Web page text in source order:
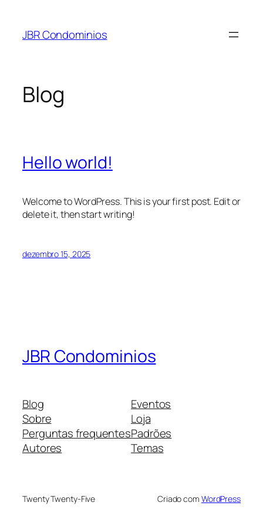
JBR Condominios
Blog
Hello world!
Welcome to WordPress. This is your first post. Edit or
delete it, then start writing!
dezembro 15, 2025
JBR Condominios
Blog
Sobre
Perguntas frequentes
Autores
Eventos
Loja
Padrões
Temas
Twenty Twenty-Five Criado com WordPress